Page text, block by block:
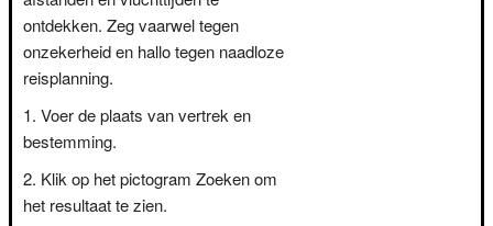
ontdekken. Zeg vaarwel tegen
onzekerheid en hallo tegen naadloze
reisplanning.
Voer de plaats van vertrek en
bestemming.
Klik op het pictogram Zoeken om
het resultaat te zien.